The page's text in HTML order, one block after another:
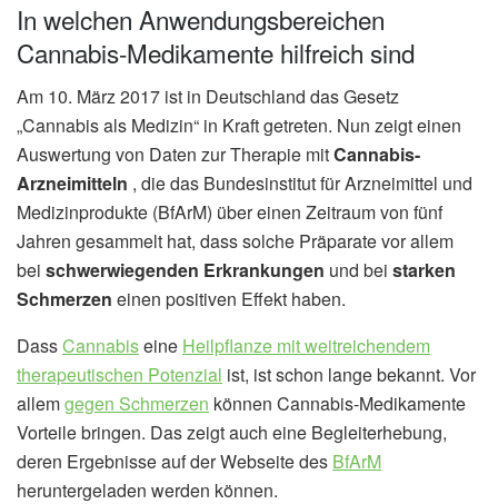
In welchen Anwendungsbereichen
Cannabis-Medikamente hilfreich sind
Am 10. März 2017 ist in Deutschland das Gesetz
„Cannabis als Medizin“ in Kraft getreten. Nun zeigt einen
Auswertung von Daten zur Therapie mitCannabis-
Arzneimitteln , die das Bundesinstitut für Arzneimittel und
Medizinprodukte (BfArM) über einen Zeitraum von fünf
Jahren gesammelt hat, dass solche Präparate vor allem
bei schwerwiegenden Erkrankungen und bei starken
Schmerzen einen positiven Effekt haben.
DassCannabiseine Heilpflanze mit weitreichendem
therapeutischen Potenzial ist, ist schon lange bekannt. Vor
allemgegen Schmerzen können Cannabis-Medikamente
Vorteile bringen. Das zeigt auch eine Begleiterhebung,
deren Ergebnisse auf der Webseite des BfArM
heruntergeladen werden können.